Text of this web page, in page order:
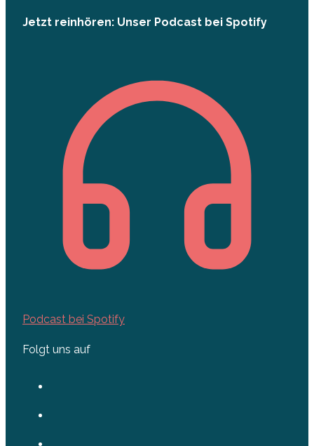
Jetzt reinhören: Unser Podcast bei Spotify
Podcast bei Spotify
Folgt uns auf